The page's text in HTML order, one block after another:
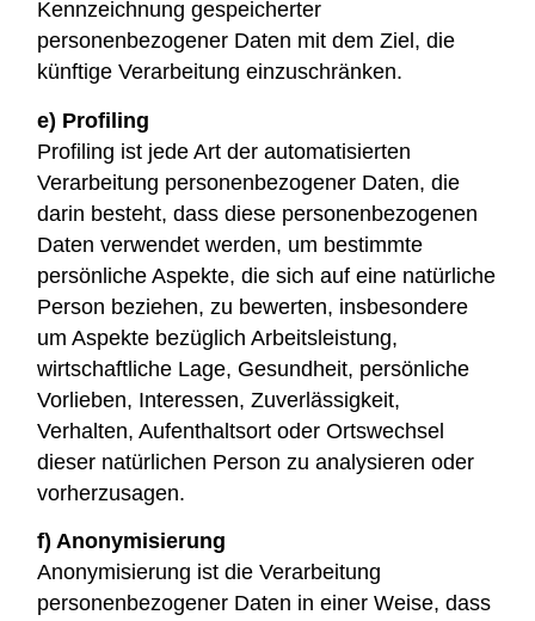
Kennzeichnung gespeicherter
personenbezogener Daten mit dem Ziel, die
künftige Verarbeitung einzuschränken.
e) Profiling
Profiling ist jede Art der automatisierten
Verarbeitung personenbezogener Daten, die
darin besteht, dass diese personenbezogenen
Daten verwendet werden, um bestimmte
persönliche Aspekte, die sich auf eine natürliche
Person beziehen, zu bewerten, insbesondere
um Aspekte bezüglich Arbeitsleistung,
wirtschaftliche Lage, Gesundheit, persönliche
Vorlieben, Interessen, Zuverlässigkeit,
Verhalten, Aufenthaltsort oder Ortswechsel
dieser natürlichen Person zu analysieren oder
vorherzusagen.
f) Anonymisierung
Anonymisierung ist die Verarbeitung
personenbezogener Daten in einer Weise, dass